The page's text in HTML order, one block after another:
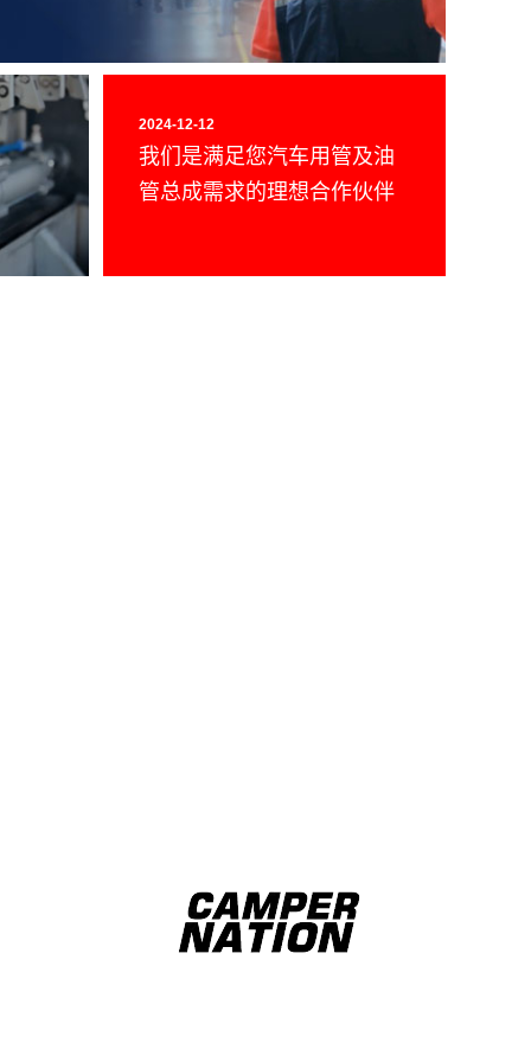
2024-12-12
我们是满足您汽车用管及油
管总成需求的理想合作伙伴